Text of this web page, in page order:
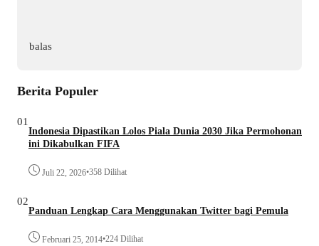
balas
Berita Populer
01
Indonesia Dipastikan Lolos Piala Dunia 2030 Jika Permohonan
ini Dikabulkan FIFA
Juli 22, 2026•358 Dilihat
02
Panduan Lengkap Cara Menggunakan Twitter bagi Pemula
Februari 25, 2014•224 Dilihat